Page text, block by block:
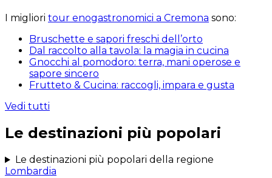
I migliori tour enogastronomici a Cremona sono:
Bruschette e sapori freschi dell’orto
Dal raccolto alla tavola: la magia in cucina
Gnocchi al pomodoro: terra, mani operose e
sapore sincero
Frutteto & Cucina: raccogli, impara e gusta
Vedi tutti
Le destinazioni più popolari
Le destinazioni più popolari della regione
Lombardia